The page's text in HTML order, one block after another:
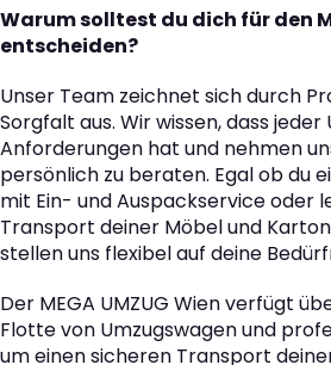
Warum solltest du dich für den
entscheiden?
Unser Team zeichnet sich durch
Sorgfalt aus. Wir wissen, dass jeder
Anforderungen hat und nehmen
persönlich zu beraten. Egal ob du
mit Ein- und Auspackservice oder
Transport deiner Möbel und
stellen uns flexibel auf deine
Der MEGA UMZUG Wien verfügt
Flotte von Umzugswagen und
um einen sicheren Transport